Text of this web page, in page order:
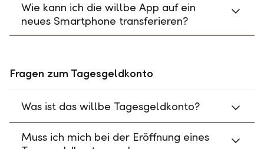
Wie kann ich die willbe App auf ein
neues Smartphone transferieren?
Fragen zum Tagesgeldkonto
Was ist das willbe Tagesgeldkonto?
Muss ich mich bei der Eröffnung eines